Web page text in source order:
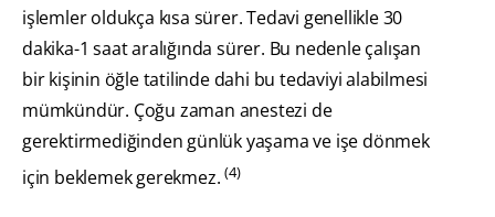
işlemler oldukça kısa sürer. Tedavi genellikle 30
dakika-1 saat aralığında sürer. Bu nedenle çalışan
bir kişinin öğle tatilinde dahi bu tedaviyi alabilmesi
mümkündür. Çoğu zaman anestezi de
gerektirmediğinden günlük yaşama ve işe dönmek
için beklemek gerekmez.(4)